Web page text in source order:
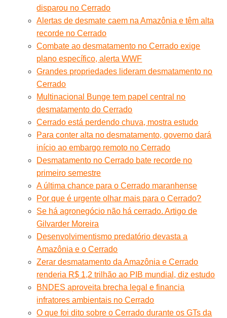
disparou no Cerrado
Alertas de desmate caem na Amazônia e têm alta
recorde no Cerrado
Combate ao desmatamento no Cerrado exige
plano específico, alerta WWF
Grandes propriedades lideram desmatamento no
Cerrado
Multinacional Bunge tem papel central no
desmatamento do Cerrado
Cerrado está perdendo chuva, mostra estudo
Para conter alta no desmatamento, governo dará
início ao embargo remoto no Cerrado
Desmatamento no Cerrado bate recorde no
primeiro semestre
A última chance para o Cerrado maranhense
Por que é urgente olhar mais para o Cerrado?
Se há agronegócio não há cerrado. Artigo de
Gilvarder Moreira
Desenvolvimentismo predatório devasta a
Amazônia e o Cerrado
Zerar desmatamento da Amazônia e Cerrado
renderia R$ 1,2 trilhão ao PIB mundial, diz estudo
BNDES aproveita brecha legal e financia
infratores ambientais no Cerrado
O que foi dito sobre o Cerrado durante os GTs da